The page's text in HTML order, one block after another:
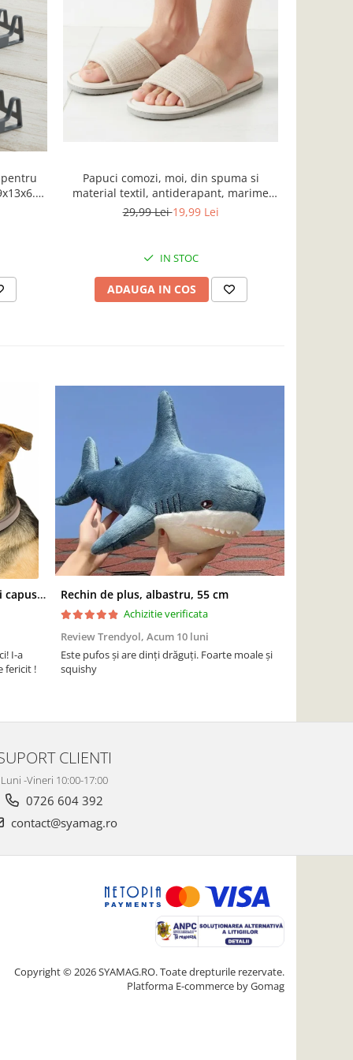
Papuci comozi, moi, din spuma si
material textil, antiderapant, marime
L/XL, bej
29,99 Lei19,99 Lei
IN STOC
ADAUGA IN COS
Zgarda antiparazitara caini, anti capuse si purici, 59 cm
I-a
fericit !
Rechin de plus, albastru, 55 cm
Achizitie verificata
Review Trendyol, Acum 10 luni
Este pufos și are dinți drăguți. Foarte moale și
squishy
CLIENTI
Luni -Vineri 10:00-17:00
0726 604 392
contact@syamag.ro
Copyright © 2026 SYAMAG.RO. Toate drepturile rezervate.
Platforma E-commerce by Gomag